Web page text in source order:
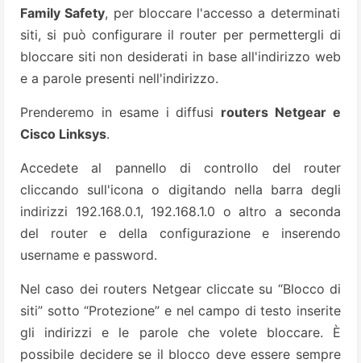
Family Safety, per bloccare l'accesso a determinati
siti, si può configurare il router per permettergli di
bloccare siti non desiderati in base all'indirizzo web
e a parole presenti nell'indirizzo.
Prenderemo in esame i diffusi routers Netgear e
Cisco Linksys.
Accedete al pannello di controllo del router
cliccando sull'icona o digitando nella barra degli
indirizzi 192.168.0.1, 192.168.1.0 o altro a seconda
del router e della configurazione e inserendo
username e password.
Nel caso dei routers Netgear cliccate su “Blocco di
siti” sotto “Protezione” e nel campo di testo inserite
gli indirizzi e le parole che volete bloccare. È
possibile decidere se il blocco deve essere sempre